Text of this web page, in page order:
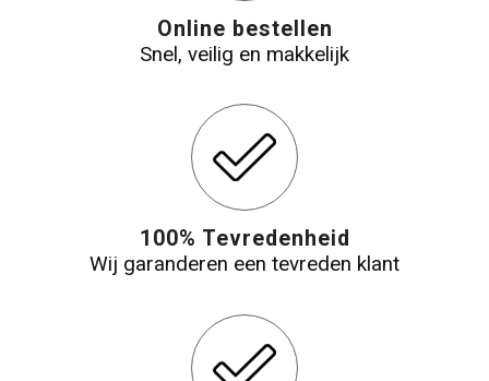
Online bestellen
Snel, veilig en makkelijk
100% Tevredenheid
Wij garanderen een tevreden klant